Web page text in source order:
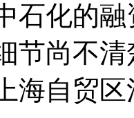
化的融
节尚不
海自贸